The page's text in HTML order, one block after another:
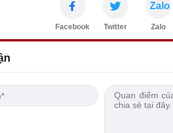
Facebook Twitter
Zalo
Zalo